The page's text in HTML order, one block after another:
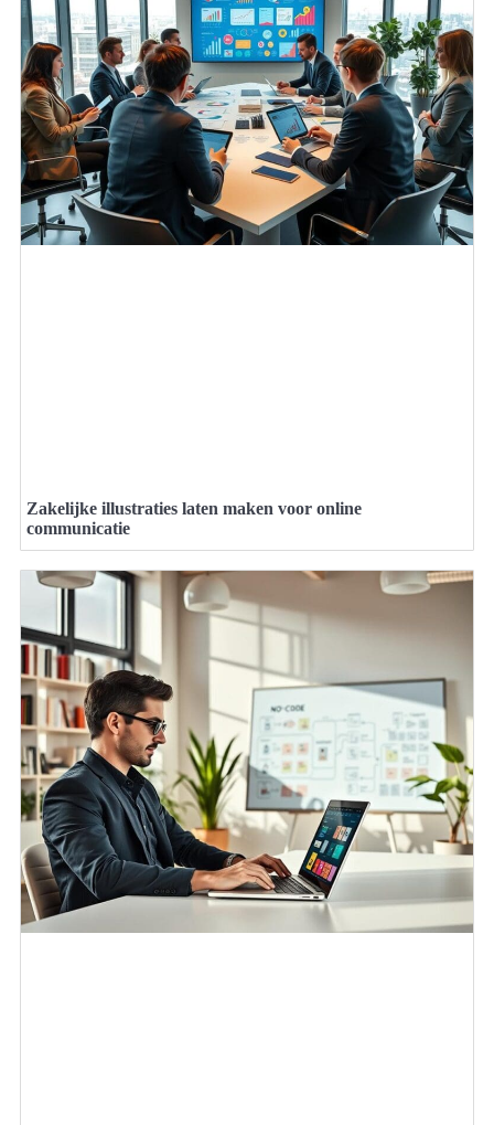
Zakelijke illustraties laten maken voor online
communicatie